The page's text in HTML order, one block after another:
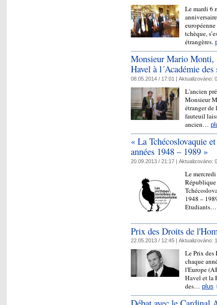
Le mardi 6
tchèque,
étrangères.
Monsieur Mario Monti,
Havel à l´Académie
08.05.2014 / 17:01 | Aktualizováno:
L'ancien
Monsieur
étranger de
fauteuil
ancien…
« La Tchécoslovaquie
années 1948 – 1989 »
20.09.2013 / 21:17 | Aktualizováno:
Le
République
1948 –
Prix des Droits de
22.05.2013 / 12:45 | Aktualizováno:
Le Prix des
chaque
l'Europe
Havel et la
des… plus